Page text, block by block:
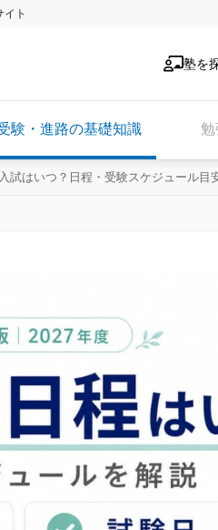
ト
塾を
験・進路の基礎知識 勉
試はいつ？日程・受験スケジュール目